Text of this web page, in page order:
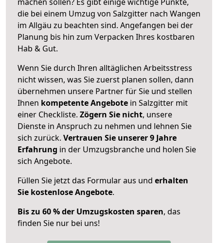
die bei einem Umzug von Salzgitter nach Wangen
im Allgäu zu beachten sind. Angefangen bei der
Planung bis hin zum Verpacken Ihres kostbaren
Hab & Gut.
Wenn Sie durch Ihren alltäglichen Arbeitsstress
nicht wissen, was Sie zuerst planen sollen, dann
übernehmen unsere Partner für Sie und stellen
Ihnen kompetente Angebote in Salzgitter mit
einer Checkliste. Zögern Sie nicht, unsere
Dienste in Anspruch zu nehmen und lehnen Sie
sich zurück. Vertrauen Sie unserer 9 Jahre
Erfahrung in der Umzugsbranche und holen Sie
sich Angebote.
Füllen Sie jetzt das Formular aus und erhalten
Sie kostenlose Angebote.
Bis zu 60 % der Umzugskosten sparen, das
finden Sie nur bei uns!